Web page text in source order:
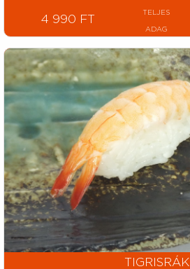
4 990 FT
TELJES
ADAG
TIGRISRÁK